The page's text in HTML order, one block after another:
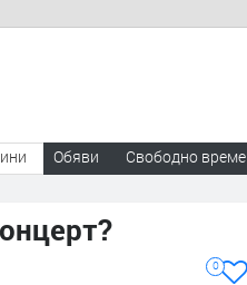
Обяви Свободно време
0